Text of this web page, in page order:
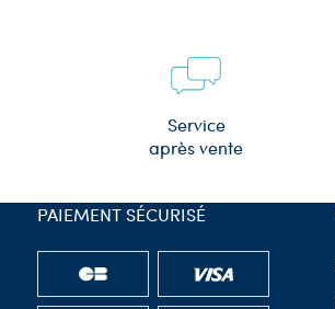
Service
après vente
PAIEMENT SÉCURISÉ